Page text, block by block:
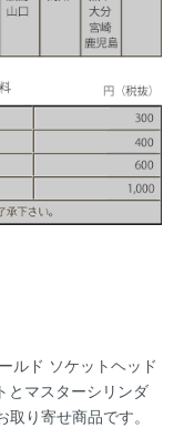
ルド ソケットヘッド
とマスターシリンダ
り寄せ商品です。